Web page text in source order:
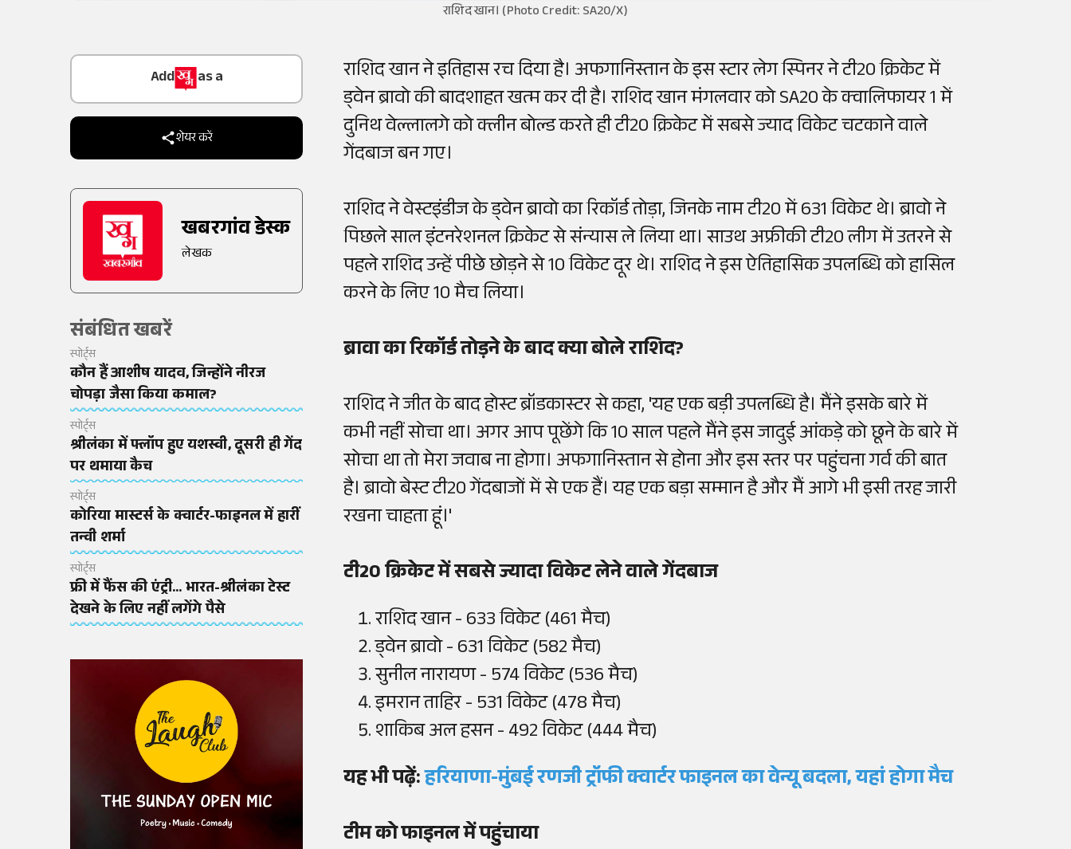
राशिद खान। (Photo Credit: SA20/X)
Trusted Source on
शेयर करें
खबरगांव डेस्क
लेखक
संबंधित खबरें
स्पोर्ट्स
कौन हैं आशीष यादव, जिन्होंने नीरज
चोपड़ा जैसा किया कमाल?
स्पोर्ट्स
श्रीलंका में फ्लॉप हुए यशस्वी, दूसरी ही गेंद
पर थमाया कैच
स्पोर्ट्स
कोरिया मास्टर्स के क्वार्टर-फाइनल में हारीं
तन्वी शर्मा
स्पोर्ट्स
फ्री में फैंस की एंट्री... भारत-श्रीलंका टेस्ट
देखने के लिए नहीं लगेंगे पैसे
राशिद खान ने इतिहास रच दिया है। अफगानिस्तान के इस स्टार लेग स्पिनर ने टी20 क्रिकेट में
ड्वेन ब्रावो की बादशाहत खत्म कर दी है। राशिद खान मंगलवार को SA20 के क्वालिफायर 1 में
दुनिथ वेल्लालगे को क्लीन बोल्ड करते ही टी20 क्रिकेट में सबसे ज्याद विकेट चटकाने वाले
गेंदबाज बन गए।
राशिद ने वेस्टइंडीज के ड्वेन ब्रावो का रिकॉर्ड तोड़ा, जिनके नाम टी20 में 631 विकेट थे। ब्रावो ने
पिछले साल इंटनरेशनल क्रिकेट से संन्यास ले लिया था। साउथ अफ्रीकी टी20 लीग में उतरने से
पहले राशिद उन्हें पीछे छोड़ने से 10 विकेट दूर थे। राशिद ने इस ऐतिहासिक उपलब्धि को हासिल
करने के लिए 10 मैच लिया।
ब्रावा का रिकॉर्ड तोड़ने के बाद क्या बोले राशिद?
राशिद ने जीत के बाद होस्ट ब्रॉडकास्टर से कहा, 'यह एक बड़ी उपलब्धि है। मैंने इसके बारे में
कभी नहीं सोचा था। अगर आप पूछेंगे कि 10 साल पहले मैंने इस जादुई आंकड़े को छूने के बारे में
सोचा था तो मेरा जवाब ना होगा। अफगानिस्तान से होना और इस स्तर पर पहुंचना गर्व की बात
है। ब्रावो बेस्ट टी20 गेंदबाजों में से एक हैं। यह एक बड़ा सम्मान है और मैं आगे भी इसी तरह जारी
रखना चाहता हूं।'
टी20 क्रिकेट में सबसे ज्यादा विकेट लेने वाले गेंदबाज
राशिद खान - 633 विकेट (461 मैच)
ड्वेन ब्रावो - 631 विकेट (582 मैच)
सुनील नारायण - 574 विकेट (536 मैच)
इमरान ताहिर - 531 विकेट (478 मैच)
शाकिब अल हसन - 492 विकेट (444 मैच)
यह भी पढ़ें:हरियाणा-मुंबई रणजी ट्रॉफी क्वार्टर फाइनल का वेन्यू बदला, यहां होगा मैच
टीम को फाइनल में पहुंचाया